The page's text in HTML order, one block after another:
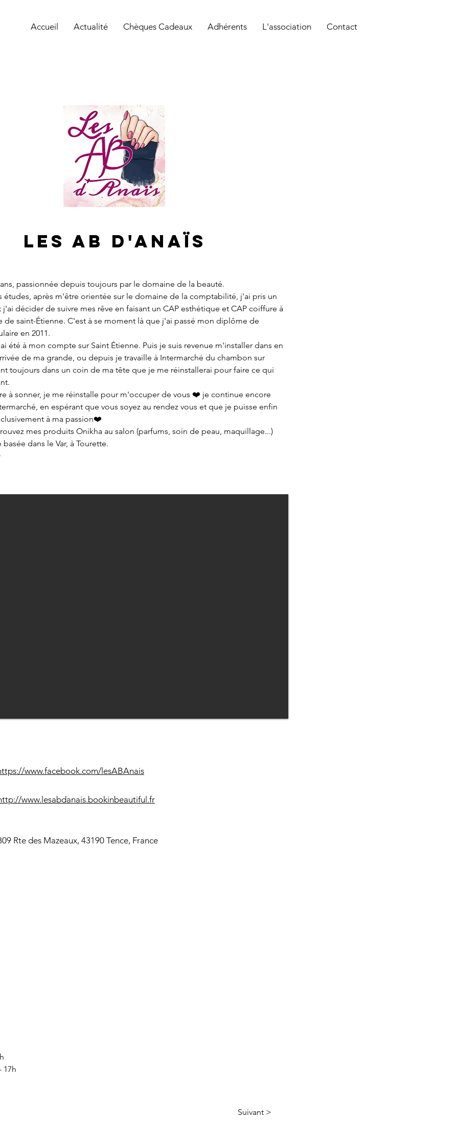
Accueil Actualité Chèques Cadeaux Adhérents L'association Contact
Les AB d'Anaïs
passionnée depuis toujours par le domaine de la beauté.
études, après m'être orientée sur le domaine de la comptabilité, j'ai pris un
j'ai décider de suivre mes rêve en faisant un CAP esthétique et CAP coiffure à
de saint-Étienne. C'est à se moment là que j'ai passé mon diplôme de
en 2011.
été à mon compte sur Saint Étienne. Puis je suis revenue m'installer dans en
de ma grande, ou depuis je travaille à Intermarché du chambon sur
toujours dans un coin de ma tête que je me réinstallerai pour faire ce qui
à sonner, je me réinstalle pour m'occuper de vous ❤️ je continue encore
en espérant que vous soyez au rendez vous et que je puisse enfin
à ma passion❤️
mes produits Onikha au salon (parfums, soin de peau, maquillage...)
dans le Var, à Tourette.
www.facebook.com/lesABAnais
www.lesabdanais.bookinbeautiful.fr
Rte des Mazeaux, 43190 Tence, France
17h
Suivant >